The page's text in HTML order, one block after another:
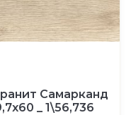
Самарканд
_ 1\56,736